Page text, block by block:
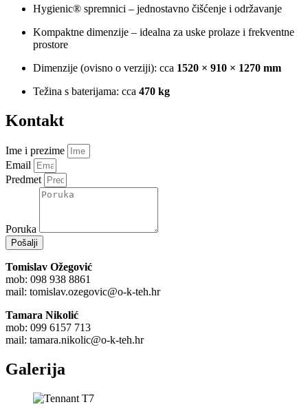
Hygienic® spremnici – jednostavno čišćenje i održavanje
Kompaktne dimenzije – idealna za uske prolaze i frekventne
prostore
Dimenzije (ovisno o verziji): cca 1520 × 910 × 1270 mm
Težina s baterijama: cca 470 kg
Kontakt
Ime i prezime
Email
Predmet
Poruka
Pošalji
Tomislav Ožegović
mob: 098 938 8861
mail: tomislav.ozegovic@o-k-teh.hr
Tamara Nikolić
mob: 099 6157 713
mail: tamara.nikolic@o-k-teh.hr
Galerija